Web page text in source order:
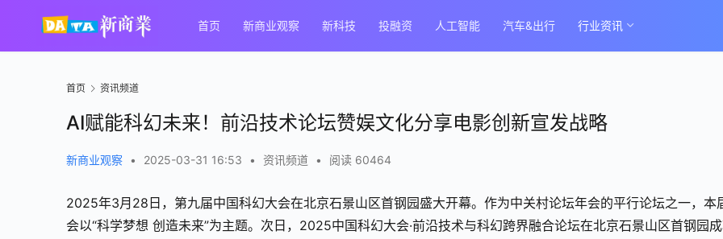
首页 新商业观察 新科技 投融资 人工智能 汽车&出行 行业资讯
首页 资讯频道
AI赋能科幻未来！前沿技术论坛赞娱文化分享电影创新宣发战略
新商业观察 • 2025-03-31 16:53 • 资讯频道 • 阅读 60464
2025年3月28日，第九届中国科幻大会在北京石景山区首钢园盛大开幕。作为中关村论坛年会的平行论坛之一，本
会以“科学梦想 创造未来”为主题。次日，2025中国科幻大会·前沿技术与科幻跨界融合论坛在北京石景山区首钢园